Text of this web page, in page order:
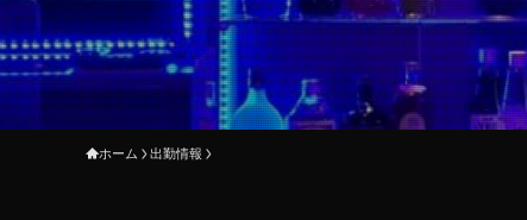
ホーム 出勤情報